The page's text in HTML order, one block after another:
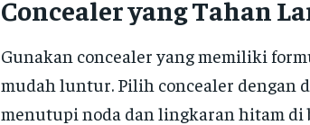
Concealer yang Tahan
Gunakan concealer yang memiliki
mudah luntur. Pilih concealer dengan
menutupi noda dan lingkaran hitam di